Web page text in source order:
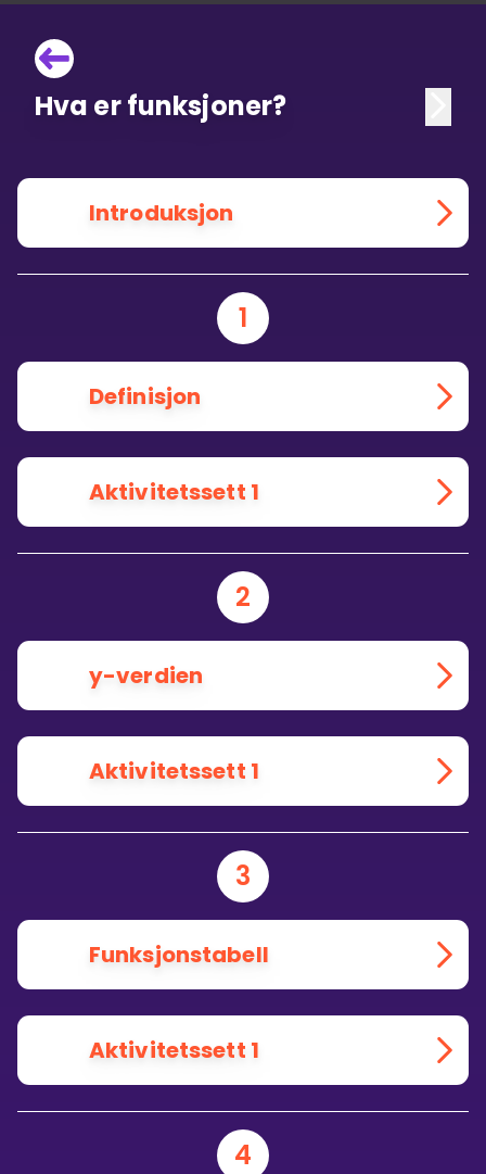
Hva er funksjoner?
Introduksjon
1
Definisjon
Aktivitetssett 1
2
y-verdien
Aktivitetssett 1
3
Funksjonstabell
Aktivitetssett 1
4